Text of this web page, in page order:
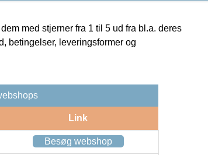
med stjerner fra 1 til 5 ud fra bl.a. deres
betingelser, leveringsformer og
Link
Besøg webshop